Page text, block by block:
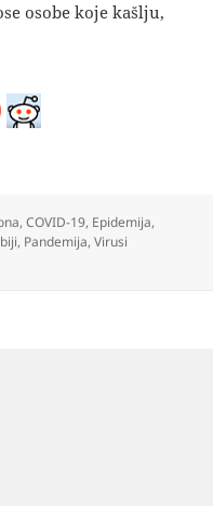
osobe koje kašlju,
virus – simptomi,
,COVID-19, Epidemija,
, Pandemija,Virusi
prenošenje, smrtnost